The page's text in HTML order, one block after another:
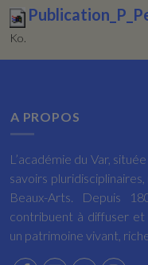
Ko.
A PROPOS
L’académie du Var,
savoirs
Beaux-Arts. Depuis
contribuent à diffuser et
un patrimoine vivant,